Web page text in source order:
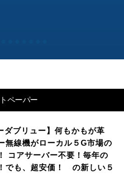
ペーパー
ダブリュー】何もかもが革
無線機がローカル５G市場の
コアサーバー不要！毎年の
でも、超安価！ の新しい５